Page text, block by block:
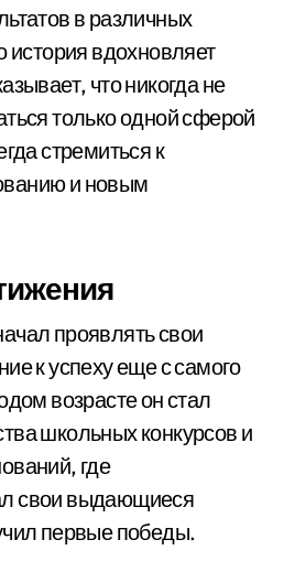
в различных
история вдохновляет
что никогда не
только одной сферой
стремиться к
и новым
проявлять свои
к успеху еще с самого
возрасте он стал
школьных конкурсов и
где
свои выдающиеся
первые победы.